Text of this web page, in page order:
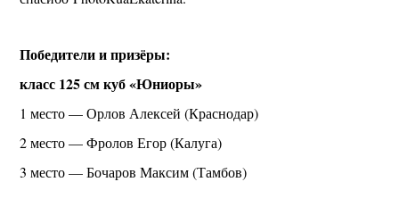
Победители и призёры:
класс 125 см куб «Юниоры»
1 место — Орлов Алексей (Краснодар)
2 место — Фролов Егор (Калуга)
3 место — Бочаров Максим (Тамбов)